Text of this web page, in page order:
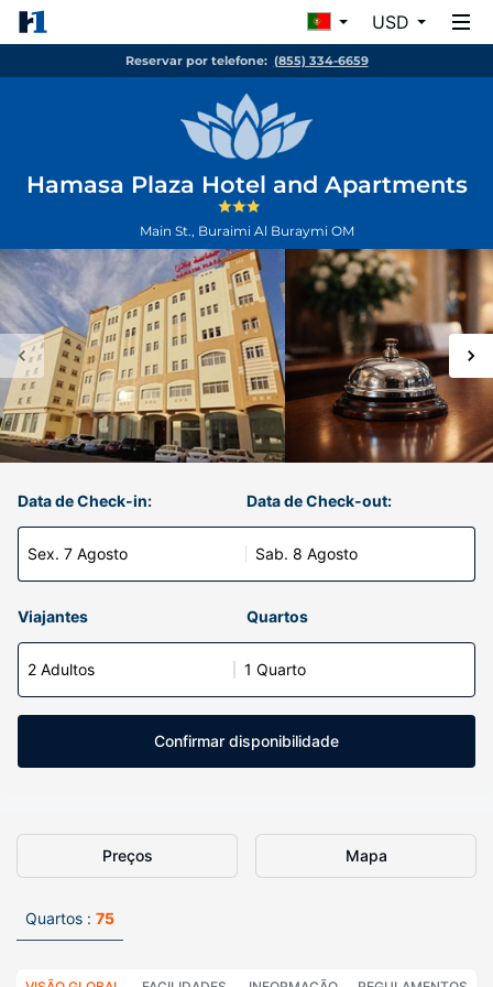
USD
Reservar por telefone: (855) 334-6659
Hamasa Plaza Hotel and Apartments
Main St., Buraimi Al Buraymi OM
Data de Check-in:
Sex. 7 Agosto
Data de Check-out:
Sab. 8 Agosto
Viajantes Quartos
2 Adultos 1 Quarto
Confirmar disponibilidade
Preços Mapa
Quartos : 75